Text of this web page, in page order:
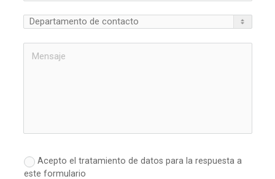
Acepto el tratamiento de datos para la respuesta a
este formulario